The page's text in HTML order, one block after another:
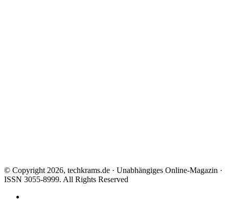
© Copyright 2026, techkrams.de · Unabhängiges Online-Magazin ·
ISSN 3055-8999. All Rights Reserved